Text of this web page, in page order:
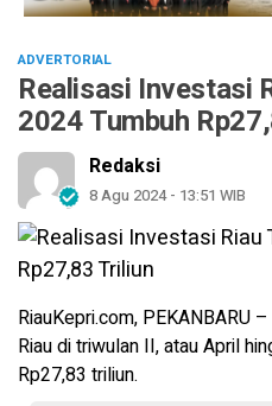
ADVERTORIAL
Realisasi Investasi
2024 Tumbuh
Redaksi
8 Agu 2024 - 13:51 WIB
RiauKepri.com, PEKANBARU
Riau di triwulan II, atau April
Rp27,83 triliun.